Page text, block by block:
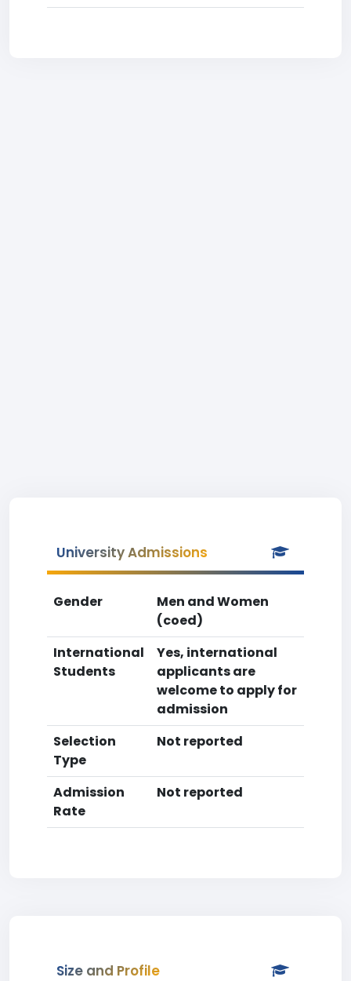
University Admissions
Gender
Men and Women
(coed)
International
Students
Yes, international
applicants are
welcome to apply for
admission
Selection
Type
Not reported
Admission
Rate
Not reported
Size and Profile